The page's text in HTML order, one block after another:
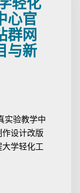
心官
群网
与新
实验教学中
设计改版
学轻化工